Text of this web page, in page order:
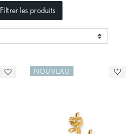
Filtrer les produits
NOUVEAU